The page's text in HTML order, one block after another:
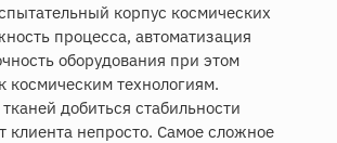
корпус космических
процесса, автоматизация
оборудования при этом
космическим технологиям.
добиться стабильности
клиента непросто. Самое сложное